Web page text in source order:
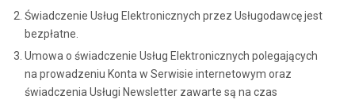
Świadczenie Usług Elektronicznych przez Usługodawcę jest
bezpłatne.
Umowa o świadczenie Usług Elektronicznych polegających
na prowadzeniu Konta w Serwisie internetowym oraz
świadczenia Usługi Newsletter zawarte są na czas